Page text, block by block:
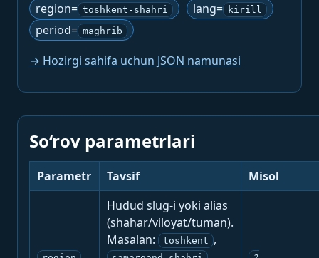
region= toshkent-shahri lang= kirill
period= maghrib
→ Hozirgi sahifa uchun JSON namunasi
So‘rov parametrlari
Parametr Tavsif Misol
Hudud slug-i yoki alias
(shahar/viloyat/tuman).
Masalan:
toshkent ,